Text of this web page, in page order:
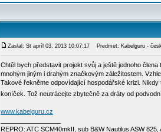
Zaslal: St apríl 03, 2013 10:07:17 Predmet: Kabelguru -
Chtěl bych představit projekt svůj a ještě jednoho
mnohým jiným i drahým značkovým záležitostem.
Takové řekněme odpovídající hospodářské krizi.
koníček. Tož neutrácejte zbytečně za dráty od
www.kabelguru.cz
REPRO: ATC SCM40mkII, sub B&W Nautilus ASW